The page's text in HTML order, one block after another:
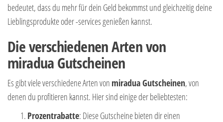
bedeutet, dass du mehr für dein Geld bekommst und gleichzeitig deine
Lieblingsprodukte oder -services genießen kannst.
Die verschiedenen Arten von
miradua Gutscheinen
Es gibt viele verschiedene Arten von miradua Gutscheinen, von
denen du profitieren kannst. Hier sind einige der beliebtesten:
Prozentrabatte: Diese Gutscheine bieten dir einen